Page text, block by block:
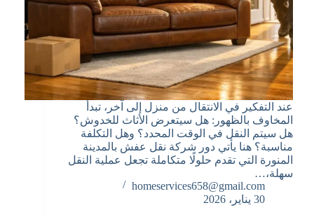
عند التفكير في الانتقال من منزل إلى آخر، تبدأ
المخاوف بالظهور: هل سيتعرض الأثاث للخدوش؟
هل سيتم النقل في الوقت المحدد؟ وهل التكلفة
مناسبة؟ هنا يأتي دور شركة نقل عفش بالمدينة
المنورة التي تقدم حلولًا متكاملة تجعل عملية النقل
سهلة،…
homeservices658@gmail.com
30 يناير، 2026